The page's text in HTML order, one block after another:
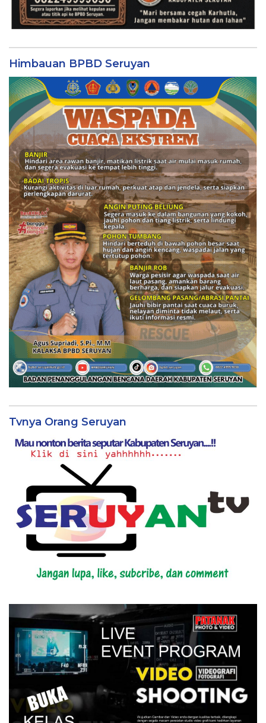
Himbauan BPBD Seruyan
Tvnya Orang Seruyan